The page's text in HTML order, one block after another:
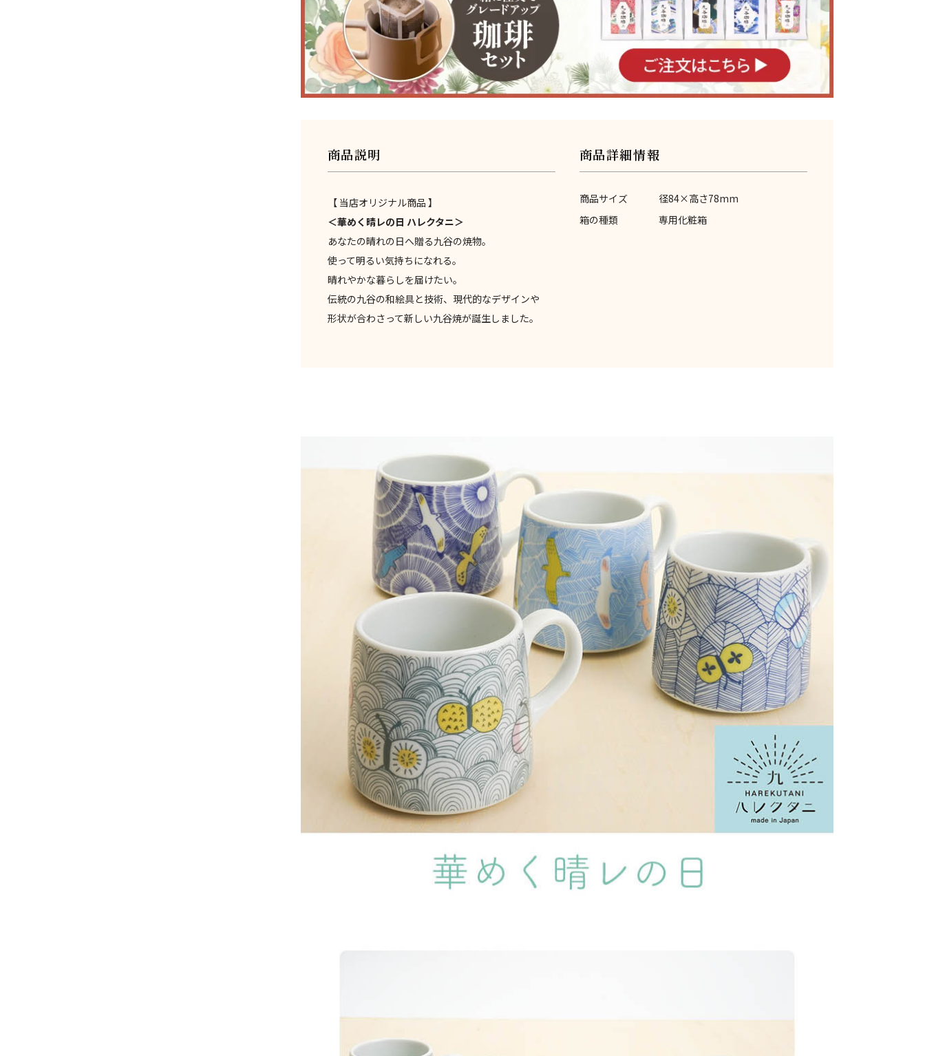
商品説明
【 当店オリジナル商品 】
＜華めく晴レの日 ハレクタニ＞
あなたの晴れの日へ贈る九谷の焼物。
使って明るい気持ちになれる。
晴れやかな暮らしを届けたい。
伝統の九谷の和絵具と技術、現代的なデザインや
形状が合わさって新しい九谷焼が誕生しました。
商品詳細情報
商品サイズ
径84×高さ78mm
箱の種類
専用化粧箱